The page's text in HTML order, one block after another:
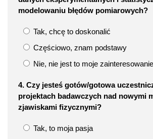
modelowaniu błędów pomiarowych?
Tak, chcę to doskonalić
Częściowo, znam podstawy
Nie, nie jest to moje zainteresowanie
4. Czy jesteś gotów/gotowa
projektach badawczych nad nowymi
zjawiskami fizycznymi?
Tak, to moja pasja